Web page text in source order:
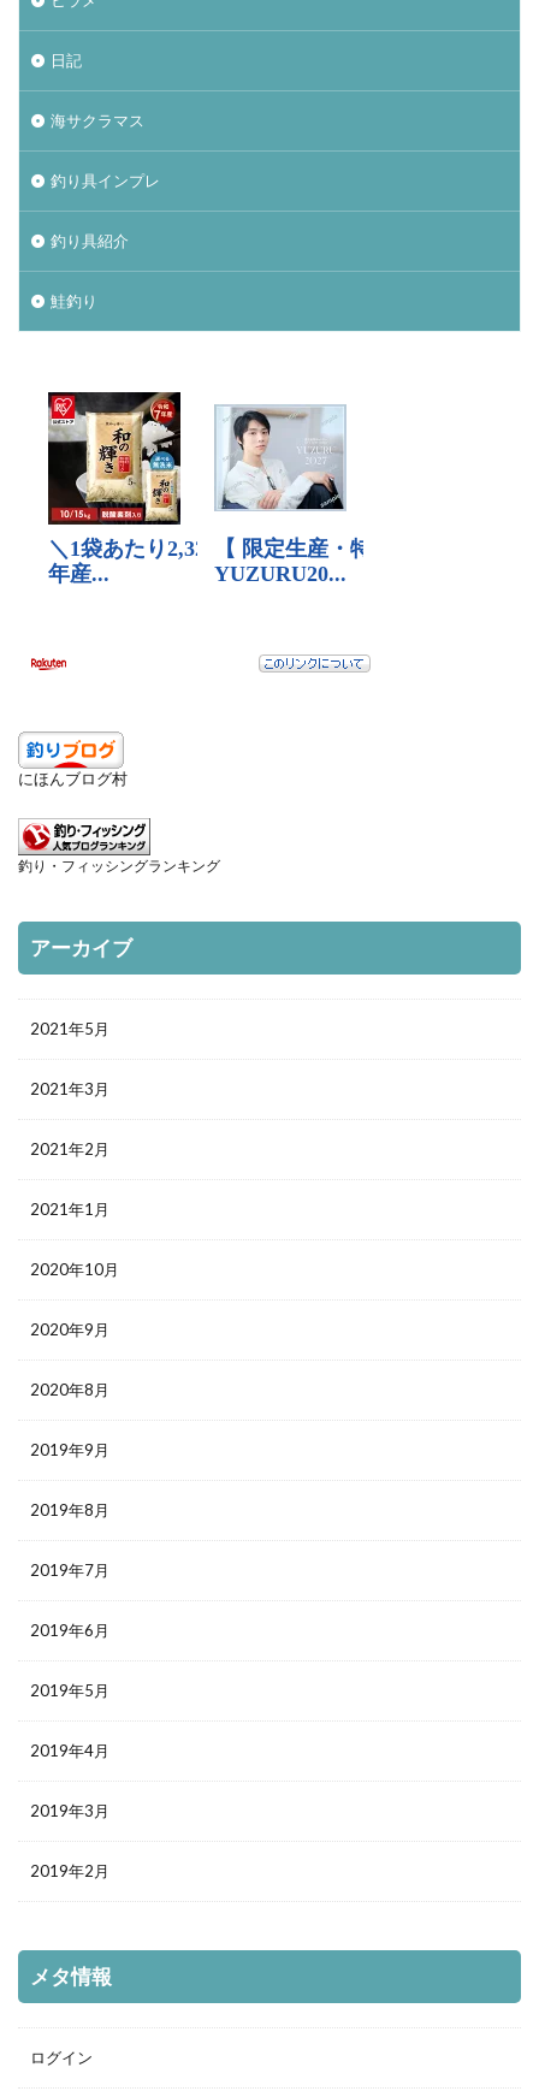
日記
海サクラマス
釣り具インプレ
釣り具紹介
鮭釣り
にほんブログ村
釣り・フィッシングランキング
アーカイブ
2021年5月
2021年3月
2021年2月
2021年1月
2020年10月
2020年9月
2020年8月
2019年9月
2019年8月
2019年7月
2019年6月
2019年5月
2019年4月
2019年3月
2019年2月
メタ情報
ログイン